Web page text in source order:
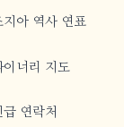
지아 역사 연표
이너리 지도
연락처